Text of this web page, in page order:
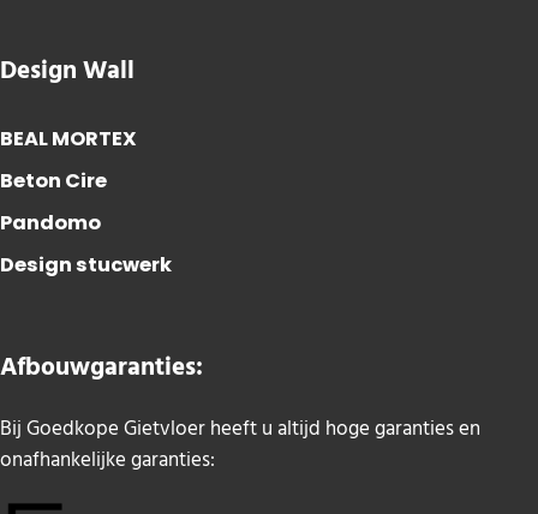
Design Wall
BEAL MORTEX
Beton Cire
Pandomo
Design stucwerk
Afbouwgaranties:
Bij Goedkope Gietvloer heeft u altijd hoge garanties en
onafhankelijke garanties: